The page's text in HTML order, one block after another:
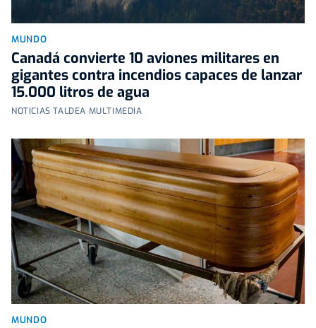
MUNDO
Canadá convierte 10 aviones militares en
gigantes contra incendios capaces de lanzar
15.000 litros de agua
NOTICIAS TALDEA MULTIMEDIA
MUNDO